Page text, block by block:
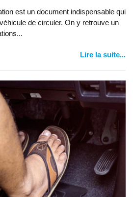
est un document indispensable qui
de circuler. On y retrouve un
Lire la suite...